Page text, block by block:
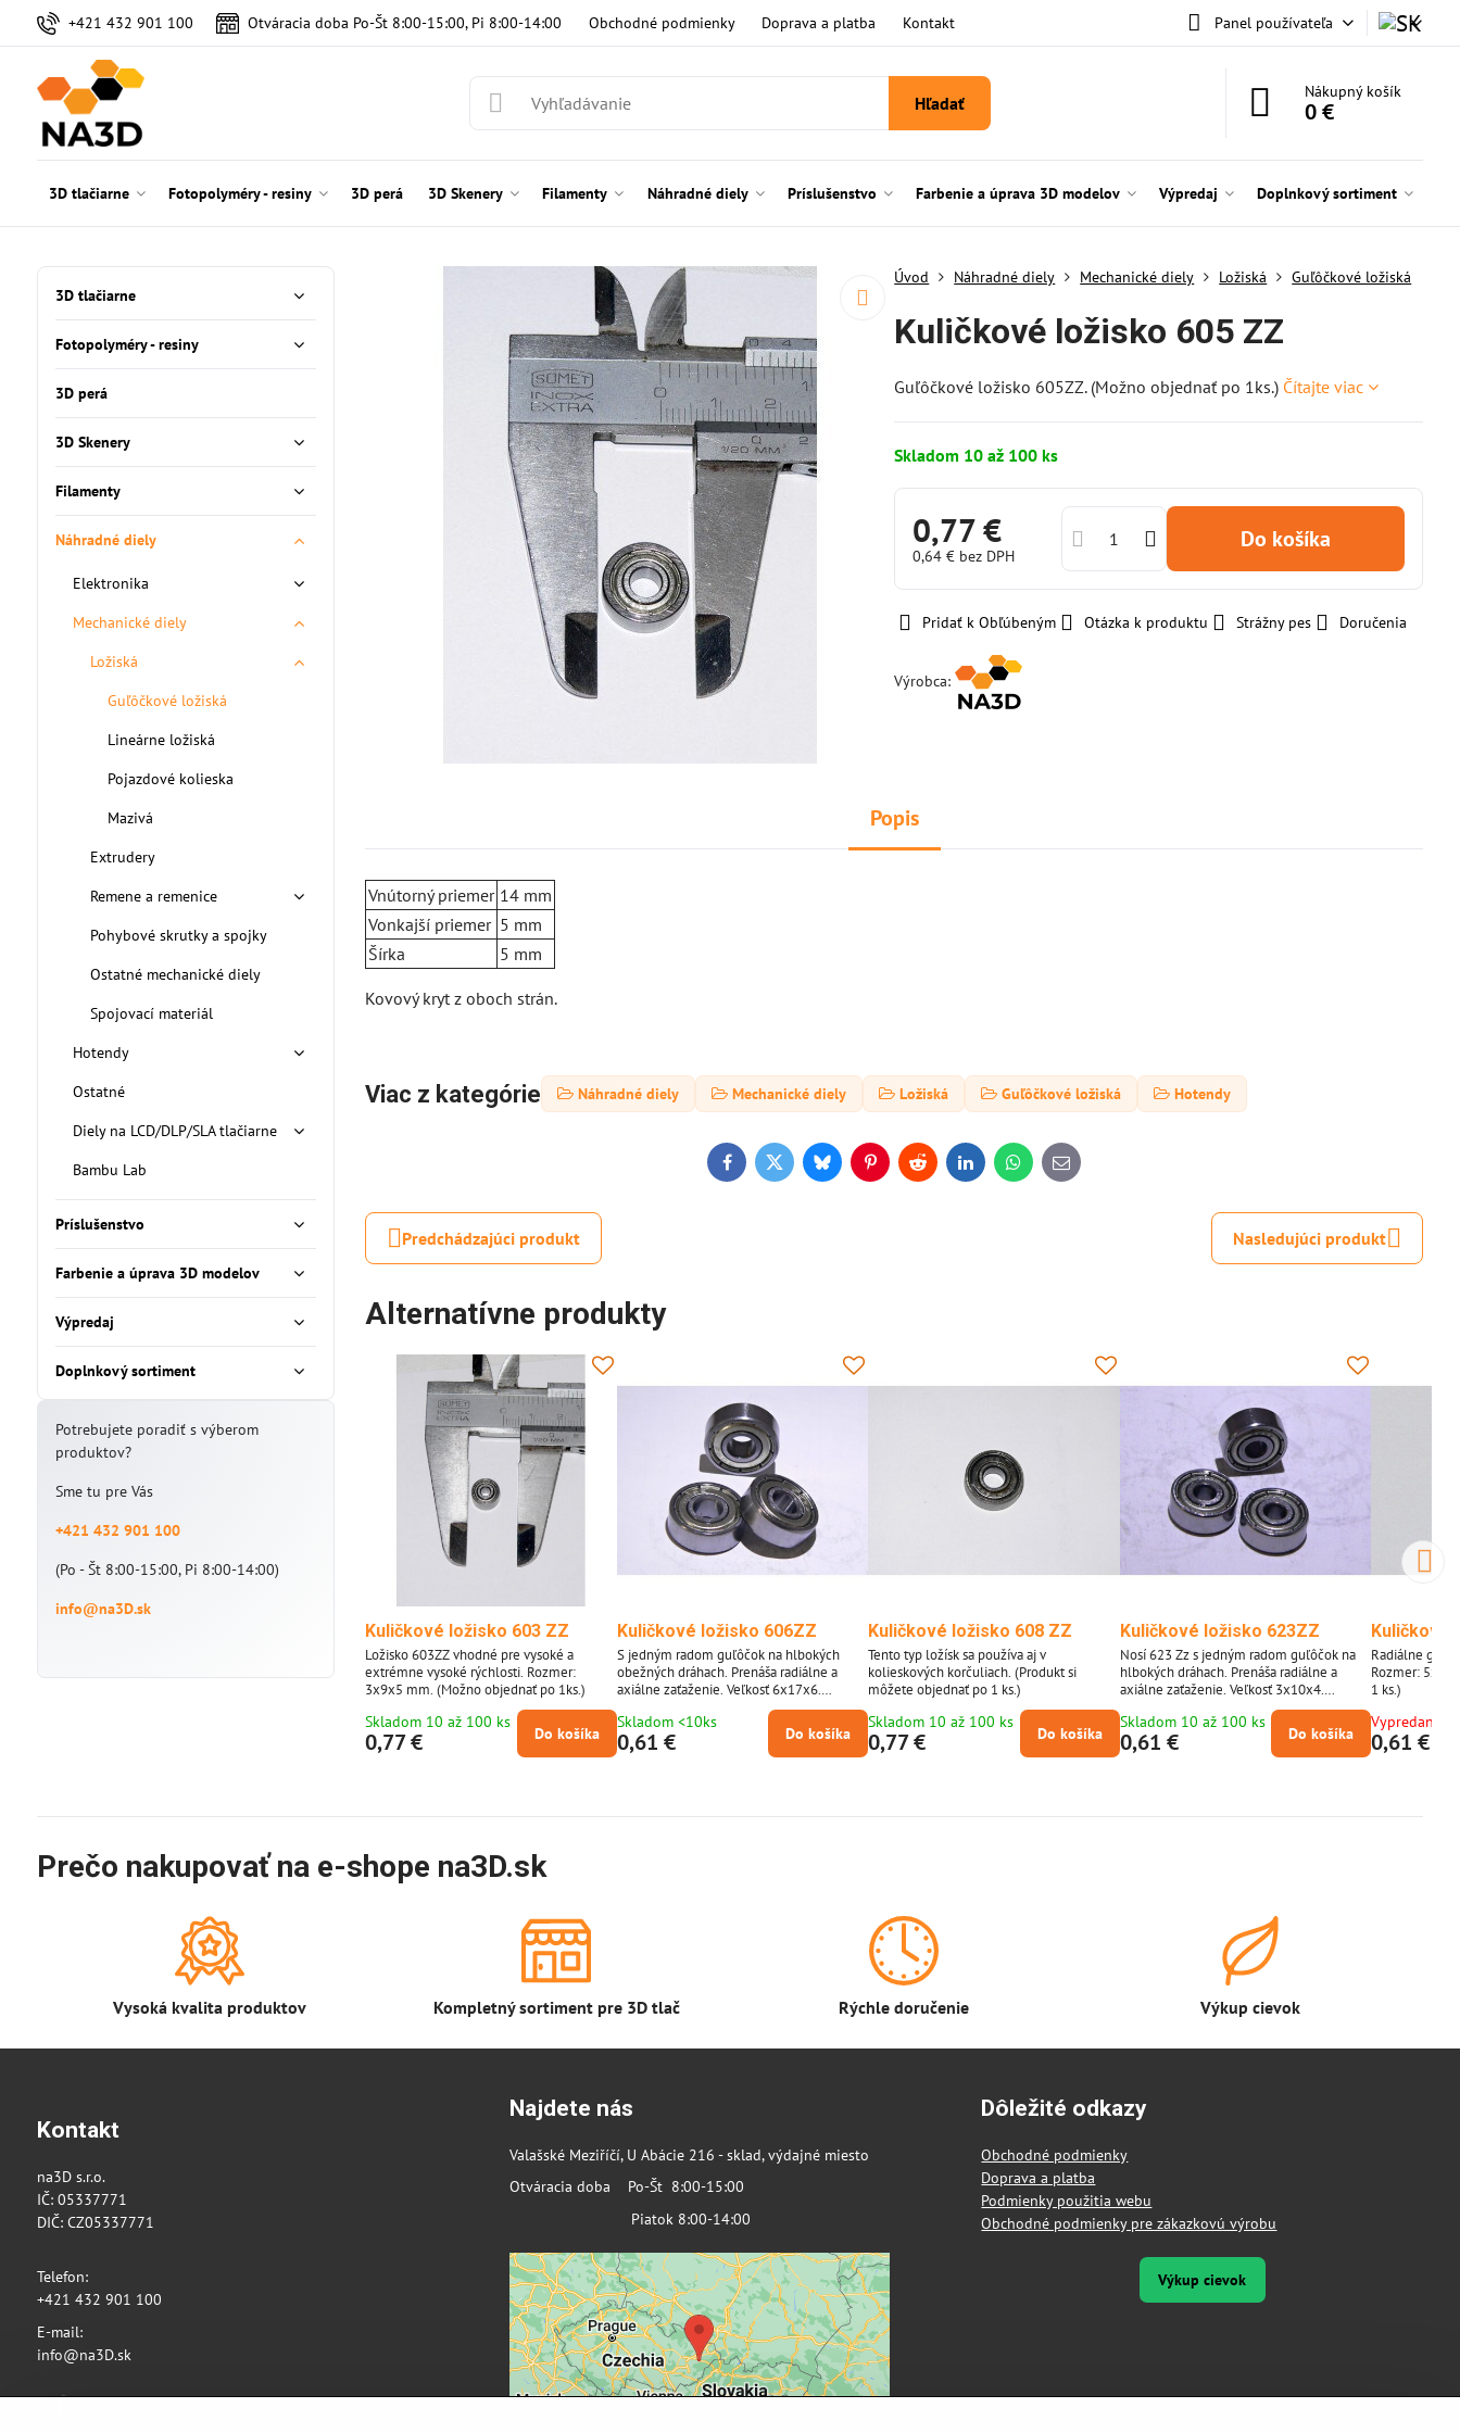
+421 432 901 100 Otváracia doba Po-Št 8:00-15:00, Pi 8:00-14:00 Obchodné podmienky Doprava a platba Kontakt Panel používateľa
Hľadať
Nákupný košík
0 €
3D tlačiarne Fotopolyméry - resiny 3D perá 3D Skenery Filamenty Náhradné diely Príslušenstvo Farbenie a úprava 3D modelov Výpredaj Doplnkový sortiment
Úvod Náhradné diely Mechanické diely Ložiská Guľôčkové ložiská
Kuličkové ložisko 605 ZZ
Guľôčkové ložisko 605ZZ. (Možno objednať po 1ks.) Čítajte viac
Skladom 10 až 100 ks
0,77 €
0,64 € bez DPH
Do košíka
Pridať k Obľúbeným Otázka k produktu Strážny pes Doručenia
Výrobca:
Popis
Vnútorný priemer 14 mm
Vonkajší priemer 5 mm
Šírka
5 mm
Kovový kryt z oboch strán.
Viac z kategórie Náhradné diely Mechanické diely Ložiská Guľôčkové ložiská Hotendy
FacebookTwitterBlueskyPinterestRedditLinkedInWhatsApp
E-
mail
Predchádzajúci produkt Nasledujúci produkt
Alternatívne produkty
Kuličkové ložisko 603 ZZ
Ložisko 603ZZ vhodné pre vysoké a
extrémne vysoké rýchlosti. Rozmer:
3x9x5 mm. (Možno objednať po 1ks.)
Skladom 10 až 100 ks
0,77 € Do košíka
Kuličkové ložisko 606ZZ
S jedným radom guľôčok na hlbokých
obežných dráhach. Prenáša radiálne a
axiálne zaťaženie. Veľkosť 6x17x6.
(Produkt si môžete objednať po 1 kuse,
fotografia je iba ilustratívna.)
Skladom <10ks
0,61 € Do košíka
Kuličkové ložisko 608 ZZ
Tento typ ložísk sa používa aj v
kolieskových korčuliach. (Produkt si
môžete objednať po 1 ks.)
Skladom 10 až 100 ks
0,77 € Do košíka
Kuličkové ložisko 623ZZ
Nosí 623 Zz s jedným radom guľôčok na
hlbokých dráhach. Prenáša radiálne a
axiálne zaťaženie. Veľkosť 3x10x4.
(Produkt si môžete objednať po 1 kuse,
fotografia je iba ilustratívna.)
Skladom 10 až 100 ks
0,61 € Do košíka
Kuličkové
Radiálne
Rozmer:
1 ks.)
Vypredané
0,61 €
3D tlačiarne
Fotopolyméry - resiny
3D perá
3D Skenery
Filamenty
Náhradné diely
Elektronika
Mechanické diely
Ložiská
Guľôčkové ložiská
Lineárne ložiská
Pojazdové kolieska
Mazivá
Extrudery
Remene a remenice
Pohybové skrutky a spojky
Ostatné mechanické diely
Spojovací materiál
Hotendy
Ostatné
Diely na LCD/DLP/SLA tlačiarne
Bambu Lab
Príslušenstvo
Farbenie a úprava 3D modelov
Výpredaj
Doplnkový sortiment
Potrebujete poradiť s výberom
produktov?
Sme tu pre Vás
+421 432 901 100
(Po - Št 8:00-15:00, Pi 8:00-14:00)
info@na3D.sk
Prečo nakupovať na e-shope na3D.sk
Vysoká kvalita produktov Kompletný sortiment pre 3D tlač Rýchle doručenie Výkup cievok
Kontakt
na3D s.r.o.
IČ: 05337771
DIČ: CZ05337771
Telefon:
+421 432 901 100
E-mail:
info@na3D.sk
Najdete nás
Valašské Meziříčí, U Abácie 216 - sklad, výdajné miesto
Otváracia doba Po-Št 8:00-15:00
Piatok 8:00-14:00
Dôležité odkazy
Obchodné podmienky
Doprava a platba
Podmienky použitia webu
Obchodné podmienky pre zákazkovú výrobu
Výkup cievok